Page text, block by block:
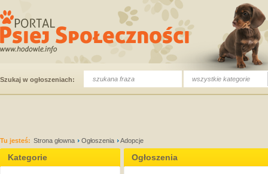
Szukaj w ogłoszeniach: wszystkie kategorie
Tu jesteś: Strona głowna Ogłoszenia Adopcje
Kategorie Ogłoszenia